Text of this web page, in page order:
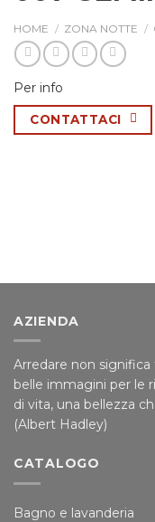
HOME / ZONA NOTTE /
Per info
CONTATTACI
AZIENDA
Arredare non
belle immagini per le
di vita, una bellezza
(Albert Hadley)
CATALOGO
Bagno e lavanderia